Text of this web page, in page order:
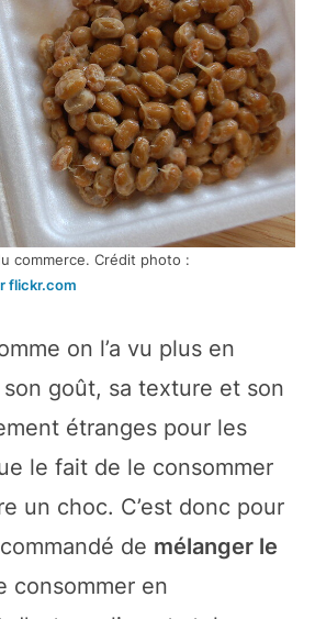
commerce. Crédit photo :
flickr.com
on l’a vu plus en
son goût, sa texture et son
étranges pour les
le fait de le consommer
un choc. C’est donc pour
de mélanger le
consommer en